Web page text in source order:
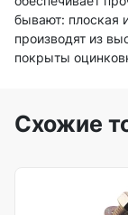
бывают: плоская
производят из
покрыты
Схожие